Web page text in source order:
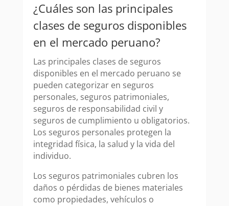
¿Cuáles son las principales
clases de seguros disponibles
en el mercado peruano?
Las principales clases de seguros
disponibles en el mercado peruano se
pueden categorizar en seguros
personales, seguros patrimoniales,
seguros de responsabilidad civil y
seguros de cumplimiento u obligatorios.
Los seguros personales protegen la
integridad física, la salud y la vida del
individuo.
Los seguros patrimoniales cubren los
daños o pérdidas de bienes materiales
como propiedades, vehículos o